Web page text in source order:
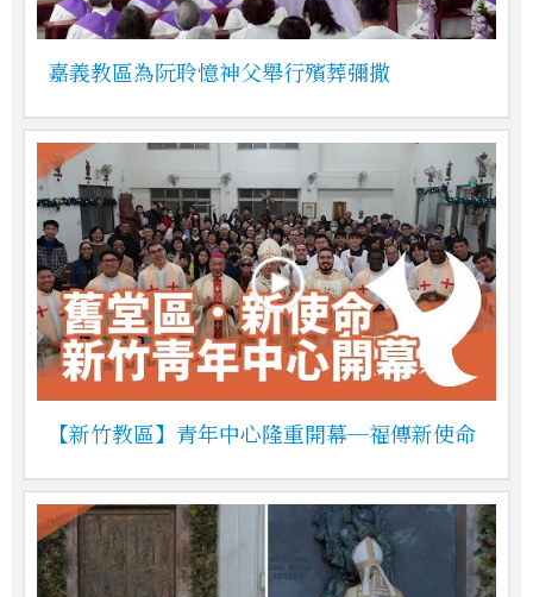
嘉義教區為阮聆憶神父舉行殯葬彌撒
【新竹教區】青年中心隆重開幕─福傳新使命